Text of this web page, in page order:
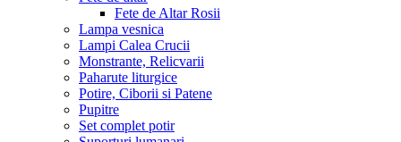
Fete de Altar Rosii
Lampa vesnica
Lampi Calea Crucii
Monstrante, Relicvarii
Paharute liturgice
Potire, Ciborii si Patene
Pupitre
Set complet potir